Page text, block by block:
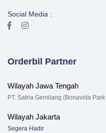
Social Media :
Orderbil Partner
Wilayah Jawa Tengah
PT. Satria Gemilang (Bonavida
Wilayah Jakarta
Segera Hadir